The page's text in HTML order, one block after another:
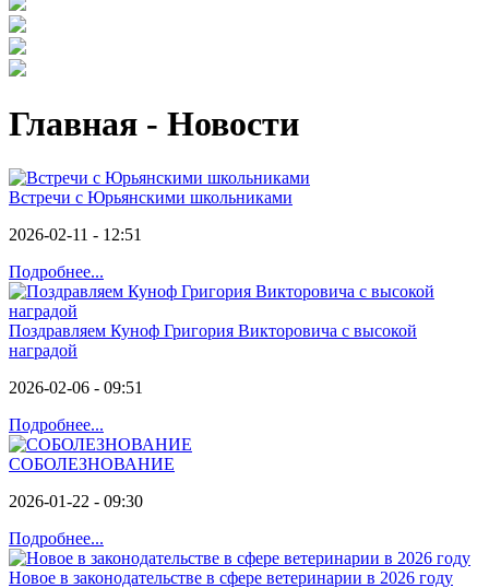
Главная - Новости
Встречи с Юрьянскими школьниками
2026-02-11 - 12:51
Подробнее...
Поздравляем Куноф Григория Викторовича с высокой
наградой
2026-02-06 - 09:51
Подробнее...
СОБОЛЕЗНОВАНИЕ
2026-01-22 - 09:30
Подробнее...
Новое в законодательстве в сфере ветеринарии в 2026 году